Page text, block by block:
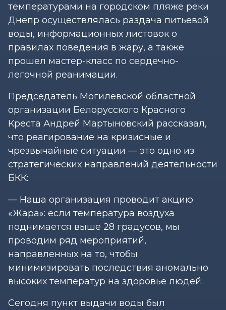
температурами на городском пляже реки
Днепр осуществлялась раздача питьевой
воды, информационных листовок о
правилах поведения в жару, а также
прошел мастер-класс по сердечно-
легочной реанимации.
Председатель Могилевской областной
организации Белорусского Красного
Креста Андрей Мартыновский рассказал,
что реагирование на кризисные и
чрезвычайные ситуации — это одно из
стратегических направлений деятельности
БКК:
— Наша организация проводит акцию
«Жара»: если температура воздуха
поднимается выше 28 градусов, мы
проводим ряд мероприятий,
направленных на то, чтобы
минимизировать последствия аномально
высоких температур на здоровье людей.
Сегодня пункт выдачи воды был